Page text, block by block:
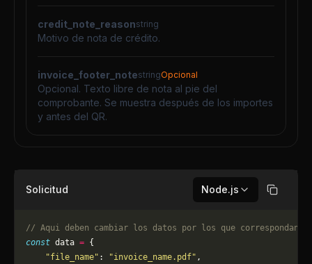
credit_note_reasonstring
Motivo de nota de crédito.
invoice_footer_notestringOpcional
Opcional. Texto libre de nota al pie del
comprobante. Se muestra después de los importes
y antes del QR.
Solicitud Node.js Copiar
// Aqui deben cambiar los datos por los que correspondan.
const data = {
    "file_name"
: "invoice_name.pdf" ,